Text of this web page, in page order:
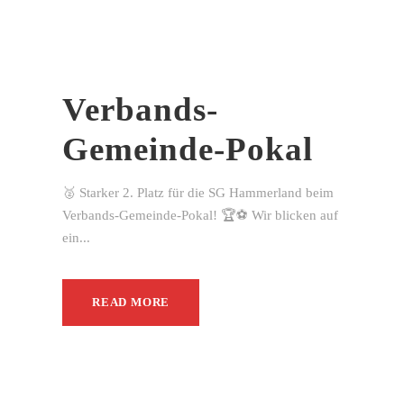
Verbands-
Gemeinde-Pokal
🥈 Starker 2. Platz für die SG Hammerland beim
Verbands-Gemeinde-Pokal! 🏆⚽ Wir blicken auf
ein...
READ MORE